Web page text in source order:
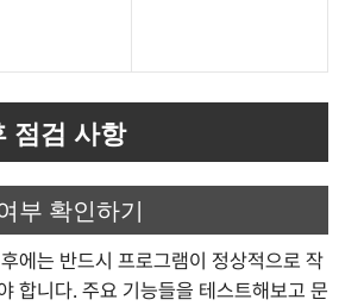
점검 사항
부 확인하기
에는 반드시 프로그램이 정상적으로 작
합니다. 주요 기능들을 테스트해보고 문